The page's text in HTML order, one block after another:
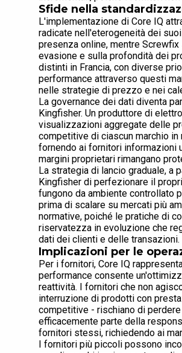
Sfide nella
L'implementazione di Core IQ
radicate nell'eterogeneità dei
presenza online, mentre
evasione e sulla profondità dei
distinti in Francia, con diverse
performance attraverso questi
nelle strategie di prezzo e nei
La governance dei dati diventa
Kingfisher. Un produttore di
visualizzazioni aggregate delle
competitive di ciascun marchio
fornendo ai fornitori informazioni
margini proprietari rimangano
La strategia di lancio graduale, a
Kingfisher di perfezionare il
fungono da ambiente controllato
prima di scalare su mercati più
normative, poiché le pratiche di
riservatezza in evoluzione che
dati dei clienti e delle transazioni.
Implicazioni per le
Per i fornitori, Core IQ
performance consente
reattività. I fornitori che non
interruzione di prodotti con
competitive - rischiano di
efficacemente parte della
fornitori stessi, richiedendo ai
I fornitori più piccoli possono